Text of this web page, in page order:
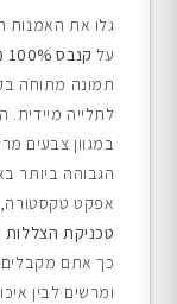
גלו את האמנות
על קנבס 100% כותנה
תמונה מתוחה
לתלייה מיידית.
במגוון צבעים
הגבוהה ביותר
אפקט
טכניקת הצללות
כך אתם
ומרשים לבין